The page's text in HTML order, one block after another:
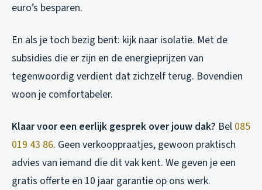
euro’s besparen.
En als je toch bezig bent: kijk naar isolatie. Met de
subsidies die er zijn en de energieprijzen van
tegenwoordig verdient dat zichzelf terug. Bovendien
woon je comfortabeler.
Klaar voor een eerlijk gesprek over jouw dak? Bel 085
019 43 86. Geen verkooppraatjes, gewoon praktisch
advies van iemand die dit vak kent. We geven je een
gratis offerte en 10 jaar garantie op ons werk.